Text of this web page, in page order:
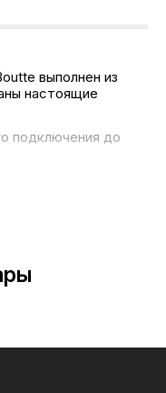
выполнен из
настоящие
подключения до